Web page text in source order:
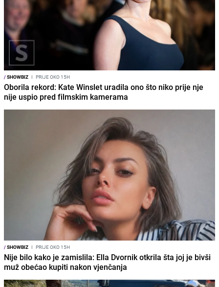
/SHOWBIZ I PRIJE OKO 15H
Oborila rekord: Kate Winslet uradila ono što niko prije nje
nije uspio pred filmskim kamerama
/SHOWBIZ I PRIJE OKO 15H
Nije bilo kako je zamislila: Ella Dvornik otkrila šta joj je bivši
muž obećao kupiti nakon vjenčanja